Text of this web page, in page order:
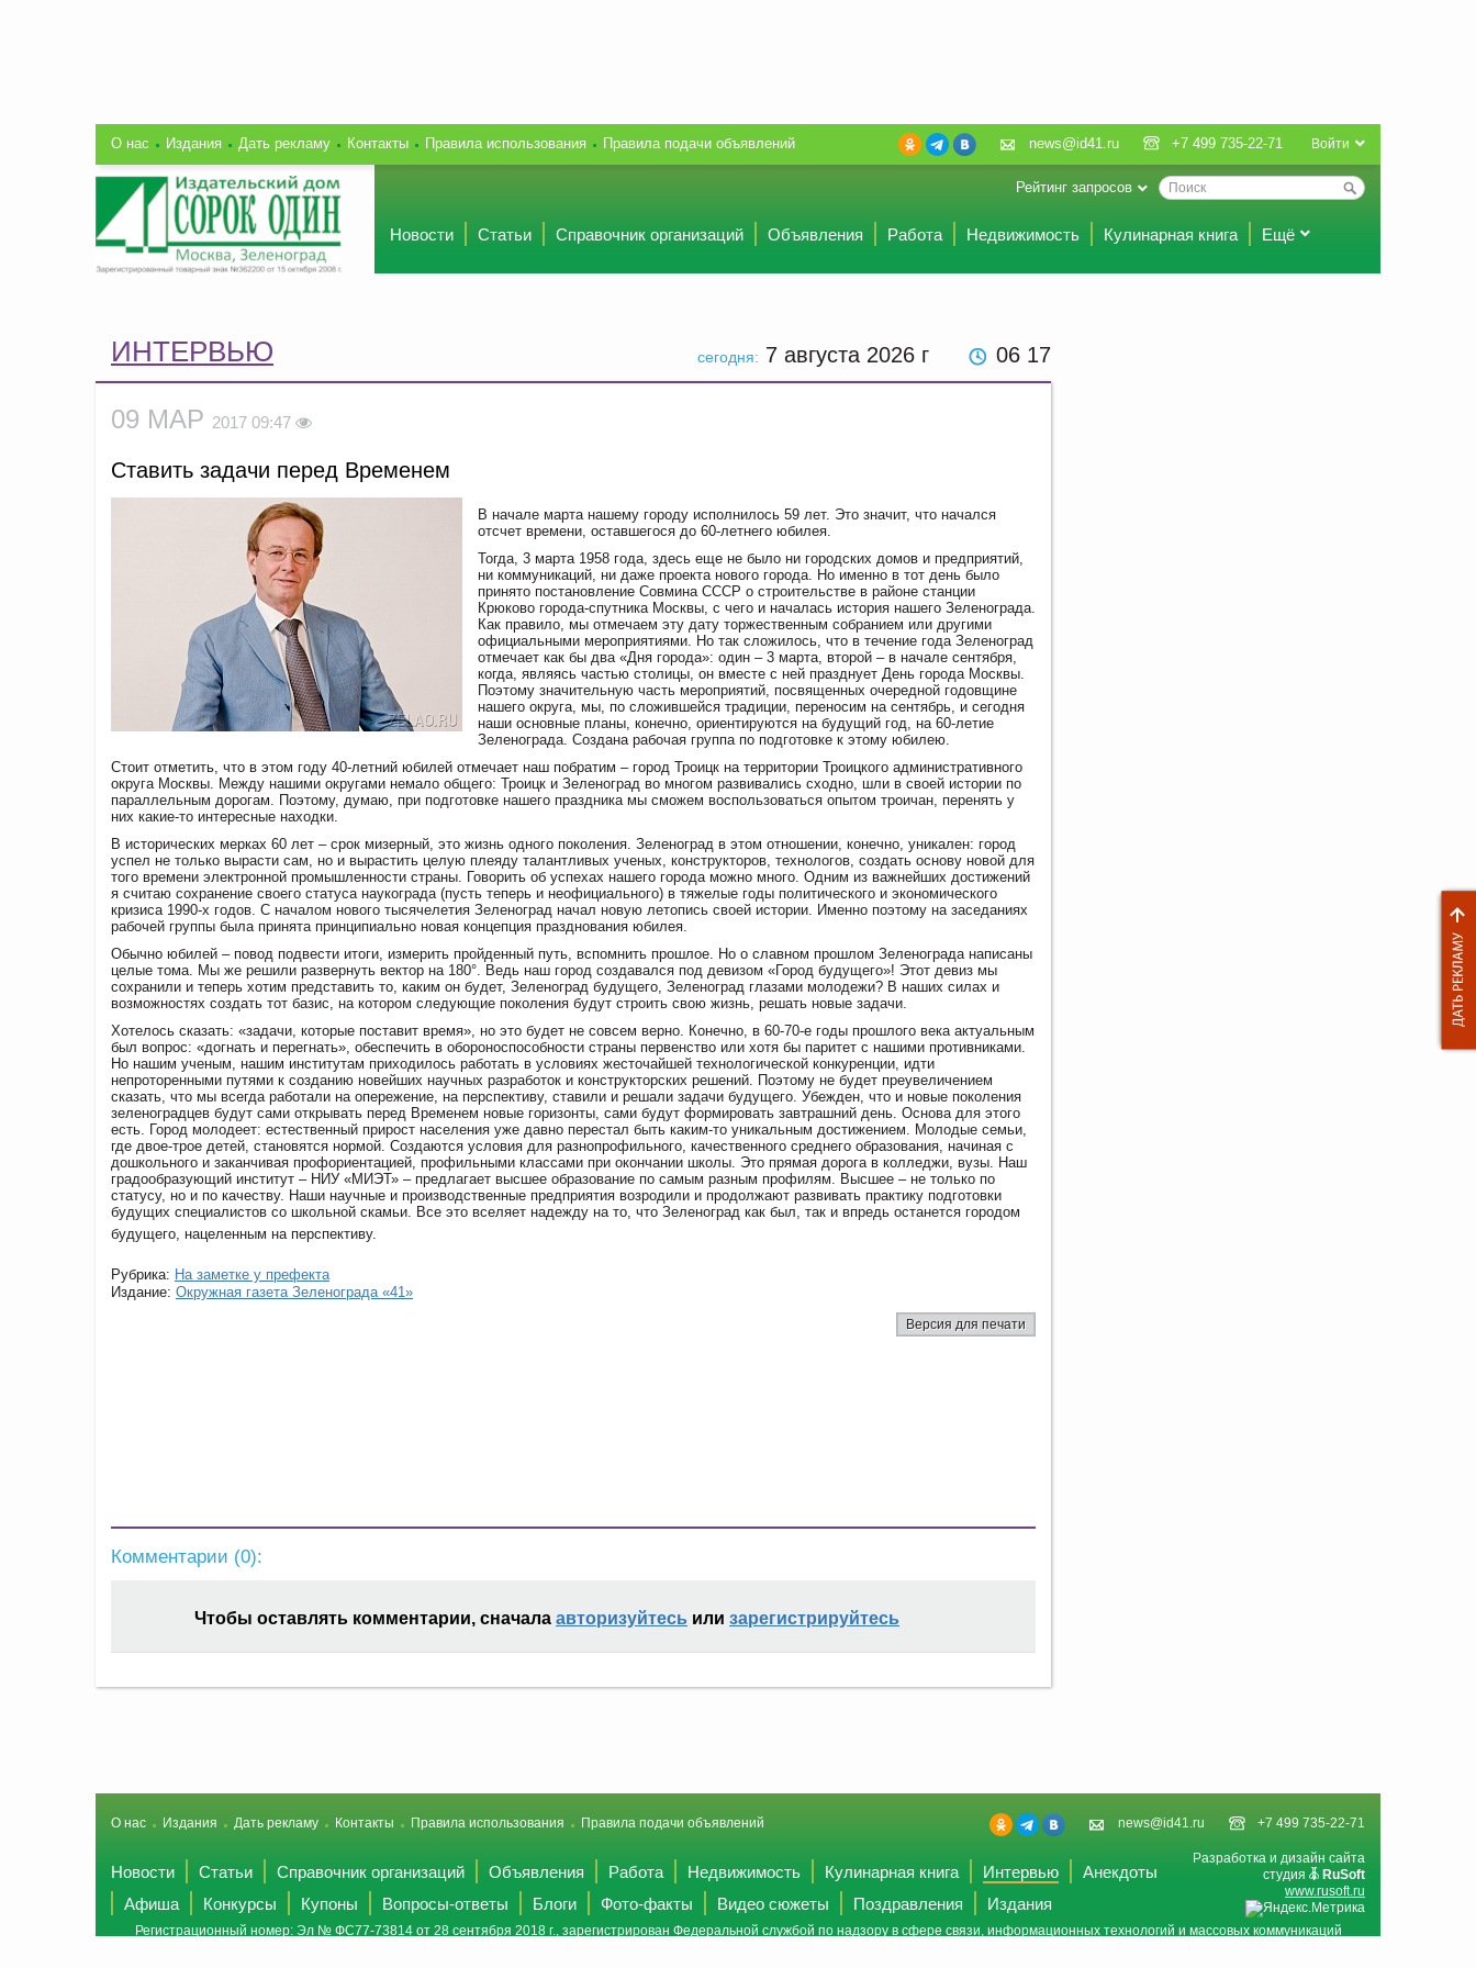
О нас Издания Дать рекламу Контакты Правила использования Правила подачи объявлений Войти
news@id41.ru +7 499 735-22-71
Рейтинг запросов
Новости Статьи Справочник организаций Объявления Работа Недвижимость Кулинарная книга Ещё
сегодня: 7 августа 2026 г 06:17
ИНТЕРВЬЮ
09 МАР 2017 09:47
Ставить задачи перед Временем
В начале марта нашему городу исполнилось 59 лет. Это значит, что начался
отсчет времени, оставшегося до 60-летнего юбилея.
Тогда, 3 марта 1958 года, здесь еще не было ни городских домов и предприятий,
ни коммуникаций, ни даже проекта нового города. Но именно в тот день было
принято постановление Совмина СССР о строительстве в районе станции
Крюково города-спутника Москвы, с чего и началась история нашего Зеленограда.
Как правило, мы отмечаем эту дату торжественным собранием или другими
официальными мероприятиями. Но так сложилось, что в течение года Зеленоград
отмечает как бы два «Дня города»: один – 3 марта, второй – в начале сентября,
когда, являясь частью столицы, он вместе с ней празднует День города Москвы.
Поэтому значительную часть мероприятий, посвященных очередной годовщине
нашего округа, мы, по сложившейся традиции, переносим на сентябрь, и сегодня
наши основные планы, конечно, ориентируются на будущий год, на 60-летие
Зеленограда. Создана рабочая группа по подготовке к этому юбилею.
Стоит отметить, что в этом году 40-летний юбилей отмечает наш побратим – город Троицк на территории Троицкого административного
округа Москвы. Между нашими округами немало общего: Троицк и Зеленоград во многом развивались сходно, шли в своей истории по
параллельным дорогам. Поэтому, думаю, при подготовке нашего праздника мы сможем воспользоваться опытом троичан, перенять у
них какие-то интересные находки.
В исторических мерках 60 лет – срок мизерный, это жизнь одного поколения. Зеленоград в этом отношении, конечно, уникален: город
успел не только вырасти сам, но и вырастить целую плеяду талантливых ученых, конструкторов, технологов, создать основу новой для
того времени электронной промышленности страны. Говорить об успехах нашего города можно много. Одним из важнейших достижений
я считаю сохранение своего статуса наукограда (пусть теперь и неофициального) в тяжелые годы политического и экономического
кризиса 1990-х годов. С началом нового тысячелетия Зеленоград начал новую летопись своей истории. Именно поэтому на заседаниях
рабочей группы была принята принципиально новая концепция празднования юбилея.
Обычно юбилей – повод подвести итоги, измерить пройденный путь, вспомнить прошлое. Но о славном прошлом Зеленограда написаны
целые тома. Мы же решили развернуть вектор на 180°. Ведь наш город создавался под девизом «Город будущего»! Этот девиз мы
сохранили и теперь хотим представить то, каким он будет, Зеленоград будущего, Зеленоград глазами молодежи? В наших силах и
возможностях создать тот базис, на котором следующие поколения будут строить свою жизнь, решать новые задачи.
Хотелось сказать: «задачи, которые поставит время», но это будет не совсем верно. Конечно, в 60-70-е годы прошлого века актуальным
был вопрос: «догнать и перегнать», обеспечить в обороноспособности страны первенство или хотя бы паритет с нашими противниками.
Но нашим ученым, нашим институтам приходилось работать в условиях жесточайшей технологической конкуренции, идти
непроторенными путями к созданию новейших научных разработок и конструкторских решений. Поэтому не будет преувеличением
сказать, что мы всегда работали на опережение, на перспективу, ставили и решали задачи будущего. Убежден, что и новые поколения
зеленоградцев будут сами открывать перед Временем новые горизонты, сами будут формировать завтрашний день. Основа для этого
есть. Город молодеет: естественный прирост населения уже давно перестал быть каким-то уникальным достижением. Молодые семьи,
где двое-трое детей, становятся нормой. Создаются условия для разнопрофильного, качественного среднего образования, начиная с
дошкольного и заканчивая профориентацией, профильными классами при окончании школы. Это прямая дорога в колледжи, вузы. Наш
градообразующий институт – НИУ «МИЭТ» – предлагает высшее образование по самым разным профилям. Высшее – не только по
статусу, но и по качеству. Наши научные и производственные предприятия возродили и продолжают развивать практику подготовки
будущих специалистов со школьной скамьи. Все это вселяет надежду на то, что Зеленоград как был, так и впредь останется городом
будущего, нацеленным на перспективу.
Рубрика: На заметке у префекта
Издание: Окружная газета Зеленограда «41»
Версия для печати
Комментарии (0):
Чтобы оставлять комментарии, сначала авторизуйтесь или зарегистрируйтесь
news@id41.ru +7 499 735-22-71
О нас Издания Дать рекламу Контакты Правила использования Правила подачи объявлений
Разработка и дизайн сайта
студия
RuSoft
www.rusoft.ru
Новости Статьи Справочник организаций Объявления Работа Недвижимость Кулинарная книга Интервью
Анекдоты
Афиша
Конкурсы Купоны Вопросы-ответы Блоги Фото-факты Видео сюжеты Поздравления Издания
Регистрационный номер: Эл № ФС77-73814 от 28 сентября 2018 г., зарегистрирован Федеральной службой по надзору в сфере связи, информационных технологий и массовых коммуникаций